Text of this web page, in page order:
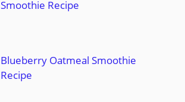
Smoothie Recipe
Blueberry Oatmeal Smoothie
Recipe